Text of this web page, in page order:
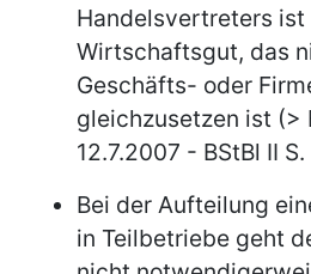
Handelsvertreters
Wirtschaftsgut, das
Geschäfts- oder
gleichzusetzen ist (>
12.7.2007 - BStBl II
Bei der Aufteilung
in Teilbetriebe geht